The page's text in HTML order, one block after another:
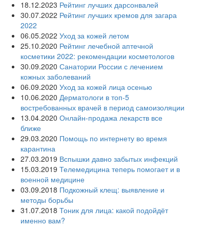
18.12.2023 Рейтинг лучших дарсонвалей
30.07.2022 Рейтинг лучших кремов для загара
2022
06.05.2022 Уход за кожей летом
25.10.2020 Рейтинг лечебной аптечной
косметики 2022: рекомендации косметологов
30.09.2020 Санатории России с лечением
кожных заболеваний
06.09.2020 Уход за кожей лица осенью
10.06.2020 Дерматологи в топ-5
востребованных врачей в период самоизоляции
13.04.2020 Онлайн-продажа лекарств все
ближе
29.03.2020 Помощь по интернету во время
карантина
27.03.2019 Вспышки давно забытых инфекций
15.03.2019 Телемедицина теперь помогает и в
военной медицине
03.09.2018 Подкожный клещ: выявление и
методы борьбы
31.07.2018 Тоник для лица: какой подойдёт
именно вам?